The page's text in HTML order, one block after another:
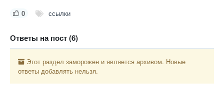
0 ссылки
Ответы на пост (6)
Этот раздел заморожен и является архивом. Новые
ответы добавлять нельзя.